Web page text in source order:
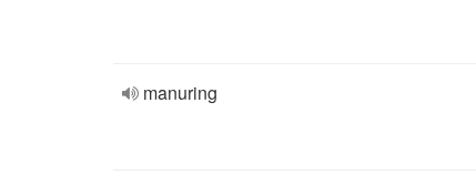
manuring